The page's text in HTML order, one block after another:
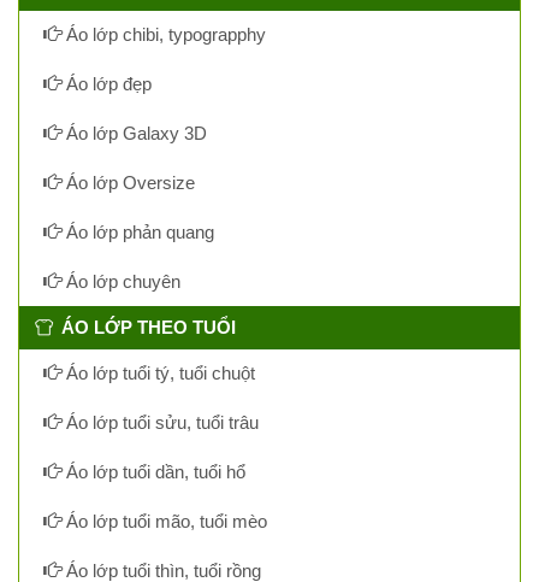
Áo lớp chibi, typograpphy
Áo lớp đẹp
Áo lớp Galaxy 3D
Áo lớp Oversize
Áo lớp phản quang
Áo lớp chuyên
ÁO LỚP THEO TUỔI
Áo lớp tuổi tý, tuổi chuột
Áo lớp tuổi sửu, tuổi trâu
Áo lớp tuổi dần, tuổi hổ
Áo lớp tuổi mão, tuổi mèo
Áo lớp tuổi thìn, tuổi rồng